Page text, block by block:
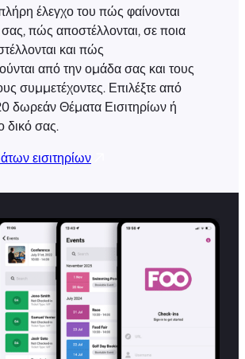
έλεγχο του πώς φαίνονται
σας, πώς αποστέλλονται, σε ποια
και πώς
από την ομάδα σας και τους
συμμετέχοντες. Επιλέξτε από
δωρεάν Θέματα Εισιτηρίων ή
δικό σας.
εισιτηρίων